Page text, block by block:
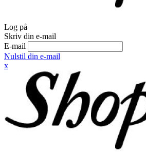
Log på
Skriv din e-mail
E-mail
Nulstil din e-mail
x